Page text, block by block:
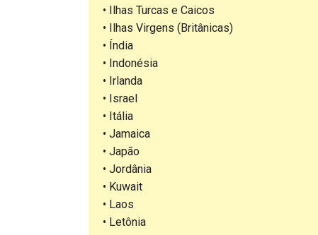
• Ilhas Turcas e Caicos
• Ilhas Virgens (Britânicas)
• Índia
• Indonésia
• Irlanda
• Israel
• Itália
• Jamaica
• Japão
• Jordânia
• Kuwait
• Laos
• Letônia